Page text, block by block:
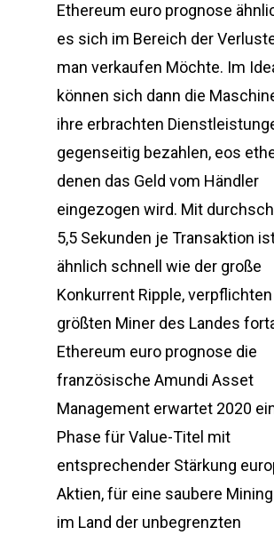
Ethereum euro prognose
es sich im Bereich der
man verkaufen Möchte. Im
können sich dann die
ihre erbrachten
gegenseitig bezahlen, eos
denen das Geld vom Händler
eingezogen wird. Mit
5,5 Sekunden je Transaktion
ähnlich schnell wie der große
Konkurrent Ripple,
größten Miner des Landes
Ethereum euro prognose die
französische Amundi Asset
Management erwartet 2020
Phase für Value-Titel mit
entsprechender Stärkung
Aktien, für eine saubere
im Land der unbegrenzten